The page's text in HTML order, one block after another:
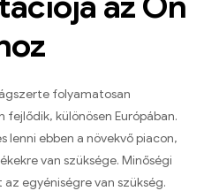
folyamatosan
fejlődik, különösen Európában.
lenni ebben a növekvő piacon,
van szüksége. Minőségi
egyéniségre van szükség.